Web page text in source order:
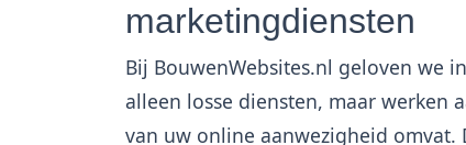
marketingdiensten
Bij BouwenWebsites.nl geloven we
alleen losse diensten, maar werken
van uw online aanwezigheid